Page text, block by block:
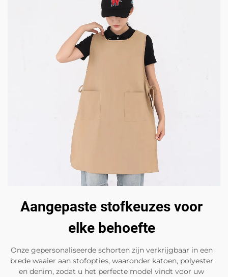
Aangepaste stofkeuzes voor
elke behoefte
Onze gepersonaliseerde schorten zijn verkrijgbaar in een
brede waaier aan stofopties, waaronder katoen, polyester
en denim, zodat u het perfecte model vindt voor uw